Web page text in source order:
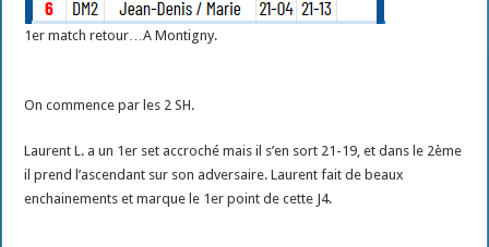
1er match retour…A Montigny.
On commence par les 2 SH.
Laurent L. a un 1er set accroché mais il s’en sort 21-19, et dans le 2ème
il prend l’ascendant sur son adversaire. Laurent fait de beaux
enchainements et marque le 1er point de cette J4.